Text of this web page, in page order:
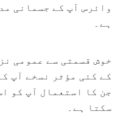
وائرس آپ کے جسمانی
ہے۔
خوش قسمتی سے عمومی
کے کئی مؤثر نسخے آپ
جن کا استعمال آپ کو
سکتا ہے۔